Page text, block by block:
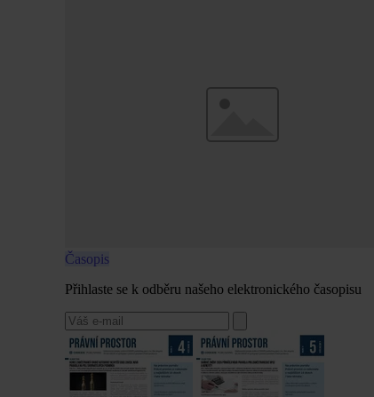
Časopis
Přihlaste se k odběru našeho elektronického časopisu